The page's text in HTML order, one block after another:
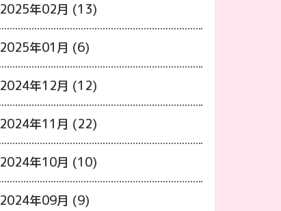
2025年02月 (13)
2025年01月 (6)
2024年12月 (12)
2024年11月 (22)
2024年10月 (10)
2024年09月 (9)